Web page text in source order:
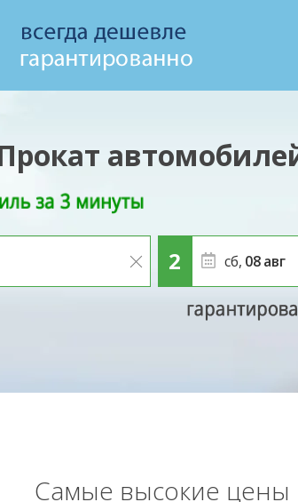
сб, 08авг
Самые высокие цены